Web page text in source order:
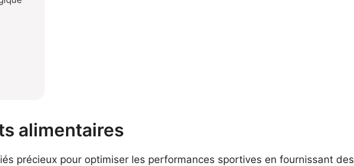
alimentaires
précieux pour optimiser les performances sportives en fournissant des